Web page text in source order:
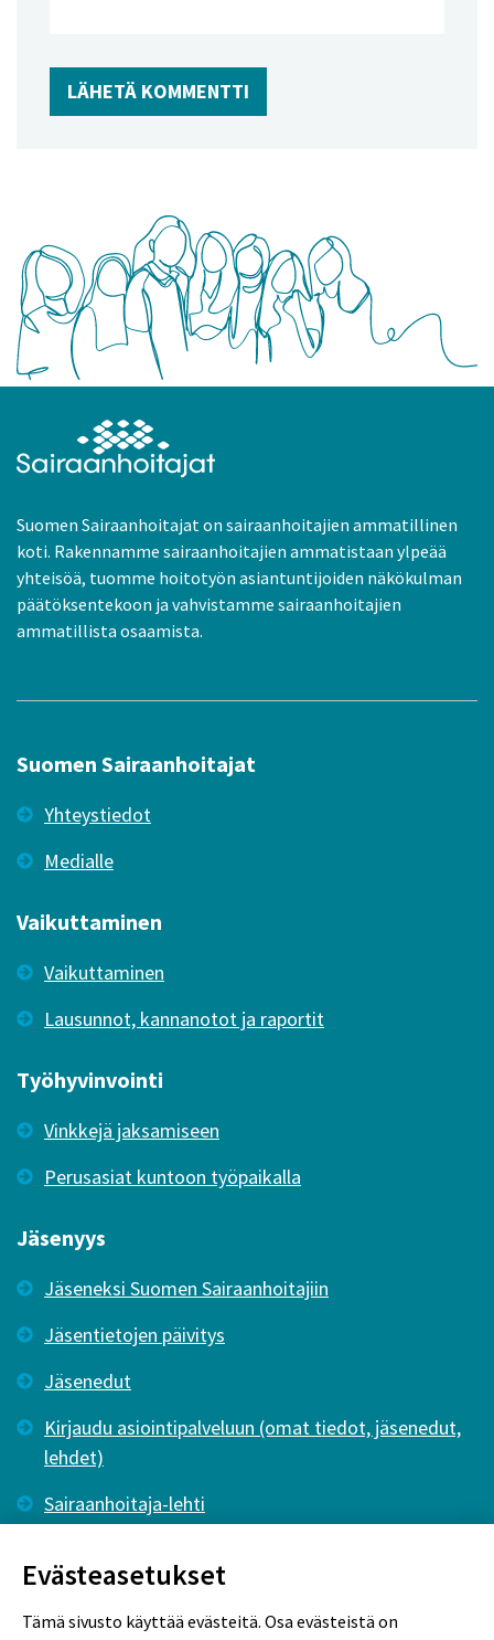
Suomen Sairaanhoitajat on sairaanhoitajien ammatillinen
koti. Rakennamme sairaanhoitajien ammatistaan ylpeää
yhteisöä, tuomme hoitotyön asiantuntijoiden näkökulman
päätöksentekoon ja vahvistamme sairaanhoitajien
ammatillista osaamista.
Suomen Sairaanhoitajat
Yhteystiedot
Medialle
Vaikuttaminen
Vaikuttaminen
Lausunnot, kannanotot ja raportit
Työhyvinvointi
Vinkkejä jaksamiseen
Perusasiat kuntoon työpaikalla
Jäsenyys
Jäseneksi Suomen Sairaanhoitajiin
Jäsentietojen päivitys
Jäsenedut
Kirjaudu asiointipalveluun (omat tiedot, jäsenedut,
lehdet)
Sairaanhoitaja-lehti
Evästeasetukset
Tämä sivusto käyttää evästeitä. Osa evästeistä on